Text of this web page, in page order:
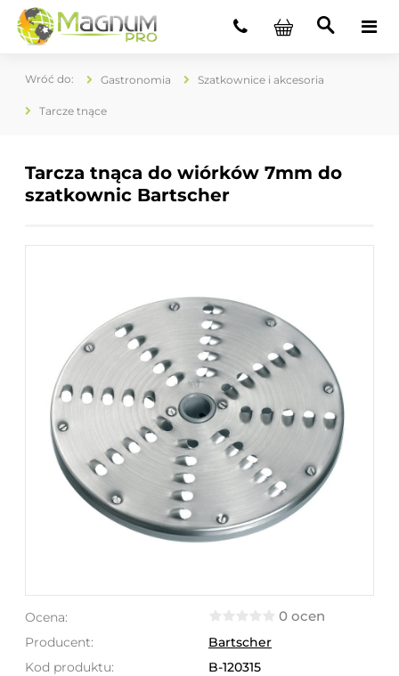
Gastronomia Szatkownice i akcesoria
Tarcze tnące
Tarcza tnąca do wiórków 7mm do
szatkownic Bartscher
Ocena: 0 ocen
Producent:
Bartscher
Kod produktu:
B-120315